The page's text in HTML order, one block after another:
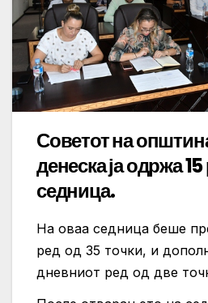
Советот на
денеска ја одржа
седница.
На оваа седница беше
ред од 35 точки, и
дневниот ред од две